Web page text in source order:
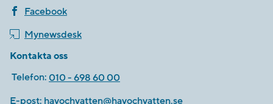
Facebook
Mynewsdesk
Kontakta oss
Telefon: 010 - 698 60 00
E-post: havochvatten@havochvatten.se